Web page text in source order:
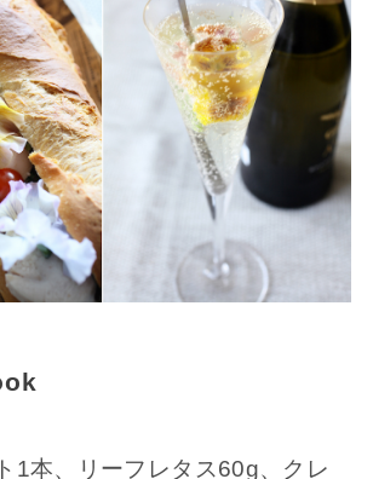
1本、リーフレタス60g、クレ